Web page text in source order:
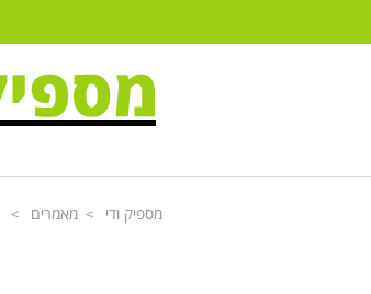
מספיק ודי > מאמרים >